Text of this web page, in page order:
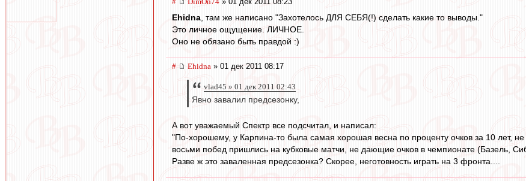
Ehidna , там же написано "Захотелось ДЛЯ СЕБЯ(!) сделать какие то выводы."
Это личное ощущение. ЛИЧНОЕ.
Оно не обязано быть правдой :)
# Ehidna » 01 дек 2011 08:17
vlad45 » 01 дек 2011 02:43
Явно завалил предсезонку,
А вот уважаемый Спектр все подсчитал, и написал:
"По-хорошему, у Карпина-то была самая хорошая весна по проценту очков за 10 лет,
восьми побед пришлись на кубковые матчи, не дающие очков в чемпионате (Базель,
Разве ж это заваленная предсезонка? Скорее, неготовность играть на 3 фронта....